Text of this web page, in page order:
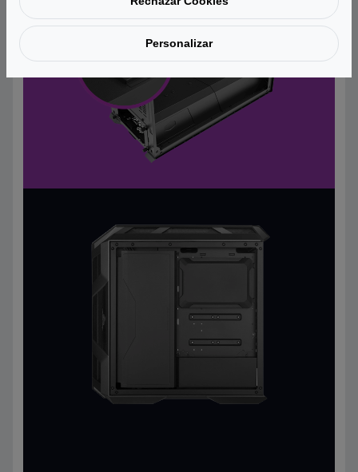
Personalizar